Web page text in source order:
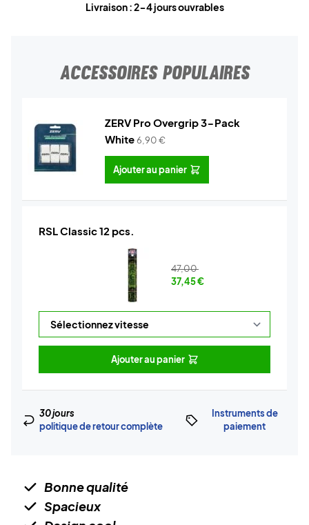
Livraison : 2-4 jours ouvrables
ACCESSOIRES POPULAIRES
ZERV Pro Overgrip 3-Pack
White6,90€
Ajouter au panier
RSL Classic 12 pcs.
47,00
37,45€
Ajouter au panier
30 jours
politique de retour complète
Instruments de
paiement
Bonne qualité
Spacieux